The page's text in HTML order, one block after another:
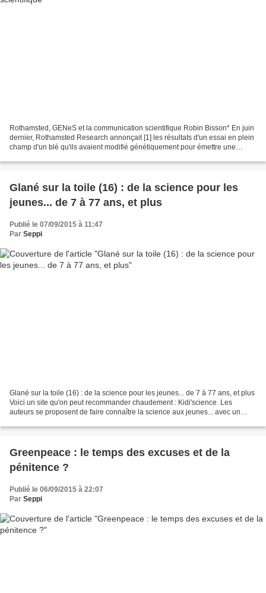
Rothamsted, GENeS et la communication scientifique Robin Bisson* En juin
dernier, Rothamsted Research annonçait [1] les résultats d'un essai en plein
champ d'un blé qu'ils avaient modifié génétiquement pour émettre une
Glané sur la toile (16) : de la science pour les
jeunes... de 7 à 77 ans, et plus
Publié le 07/09/2015 à 11:47
Par Seppi
Glané sur la toile (16) : de la science pour les jeunes... de 7 à 77 ans, et plus
Voici un site qu'on peut recommander chaudement : Kidi'science. Les
auteurs se proposent de faire connaître la science aux jeunes... avec un
Greenpeace : le temps des excuses et de la
pénitence ?
Publié le 06/09/2015 à 22:07
Par Seppi